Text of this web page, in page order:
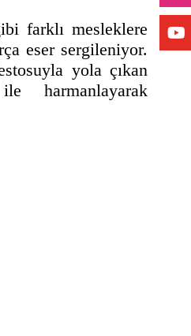
farklı mesleklere
eser sergileniyor.
yola çıkan
harmanlayarak